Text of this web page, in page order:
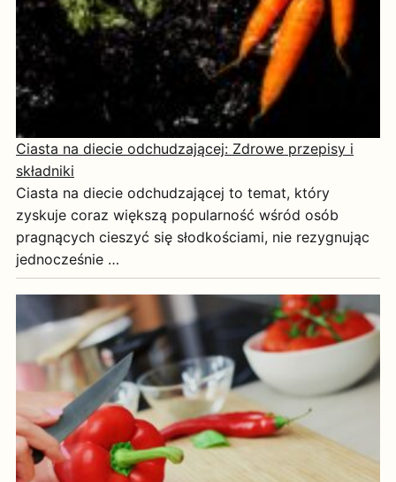
Ciasta na diecie odchudzającej: Zdrowe przepisy i
składniki
Ciasta na diecie odchudzającej to temat, który
zyskuje coraz większą popularność wśród osób
pragnących cieszyć się słodkościami, nie rezygnując
jednocześnie …